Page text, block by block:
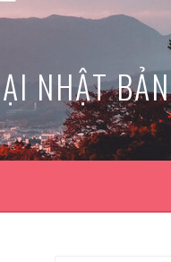
NHẬT BẢN